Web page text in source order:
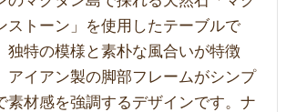
ストーン」を使用したテーブルで
独特の模様と素朴な風合いが特徴
アイアン製の脚部フレームがシンプ
素材感を強調するデザインです。ナ